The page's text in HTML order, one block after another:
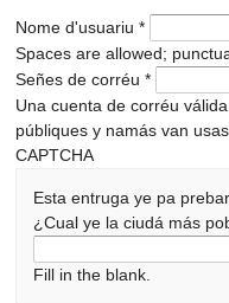
Nome d'usuariu *
Spaces are allowed;
Señes de corréu *
Una cuenta de corréu
públiques y namás van
CAPTCHA
Esta entruga ye pa
¿Cual ye la ciudá más
Fill in the blank.